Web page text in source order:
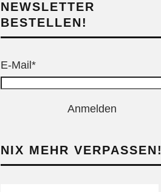
NEWSLETTER
BESTELLEN!
E-Mail*
Anmelden
NIX MEHR VERPASSEN!